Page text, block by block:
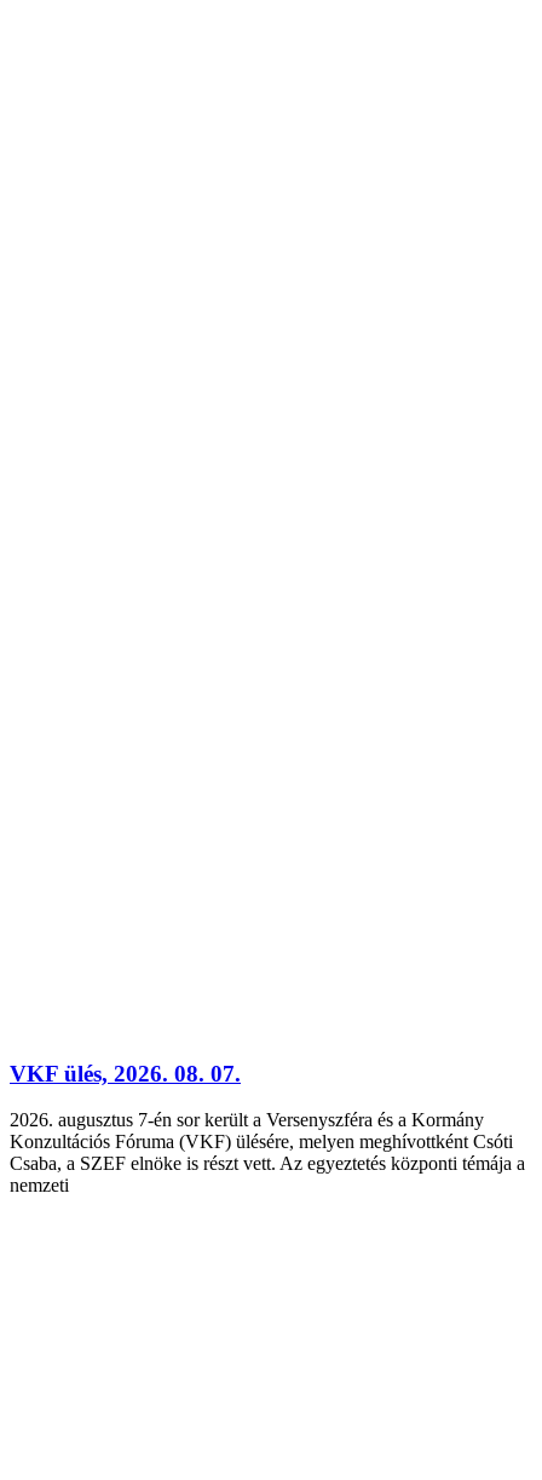
VKF ülés, 2026. 08. 07.
2026. augusztus 7-én sor került a Versenyszféra és a Kormány
Konzultációs Fóruma (VKF) ülésére, melyen meghívottként Csóti
Csaba, a SZEF elnöke is részt vett. Az egyeztetés központi témája a
nemzeti